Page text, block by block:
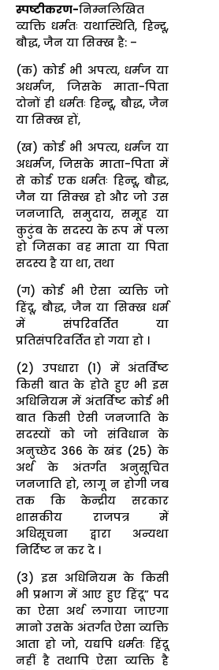
स्पष्टीकरण-निम्नलिखित
व्यक्ति धर्मतः यथास्थिति, हिन्दू,
बौद्ध, जैन या सिक्ख है: –
(क) कोई भी अपत्य, धर्मज या
अधर्मज, जिसके माता-पिता
दोनों ही धर्मतः हिन्दू, बौद्ध, जैन
या सिक्ख हों,
(ख) कोई भी अपत्य, धर्मज या
अधर्मज, जिसके माता-पिता में
से कोई एक धर्मतः हिन्दू, बौद्ध,
जैन या सिक्ख हो और जो उस
जनजाति, समुदाय, समूह या
कुटुंब के सदस्य के रूप में पला
हो जिसका वह माता या पिता
सदस्य है या था, तथा
(ग) कोई भी ऐसा व्यक्ति जो
हिंदू, बौद्ध, जैन या सिक्ख धर्म
में संपरिवर्तित या
प्रतिसंपरिवर्तित हो गया हो ।
(2) उपधारा (1) में अंतर्विष्ट
किसी बात के होते हुए भी इस
अधिनियम में अंतर्विष्ट कोई भी
बात किसी ऐसी जनजाति के
सदस्यों को जो संविधान के
अनुच्छेद 366 के खंड (25) के
अर्थ के अंतर्गत अनुसूचित
जनजाति हो, लागू न होगी जब
तक कि केन्द्रीय सरकार
शासकीय राजपत्र में
अधिसूचना द्वारा अन्यथा
निर्दिष्ट न कर दे ।
(3) इस अधिनियम के किसी
भी प्रभाग में आए हुए हिंदू” पद
का ऐसा अर्थ लगाया जाएगा
मानो उसके अंतर्गत ऐसा व्यक्ति
आता हो जो, यद्यपि धर्मतः हिंदू
नहीं है तथापि ऐसा व्यक्ति है